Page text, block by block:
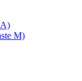
A)
M)